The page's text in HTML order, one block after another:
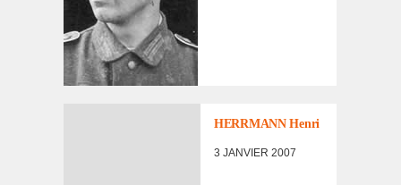
HERRMANN Henri
3 JANVIER 2007